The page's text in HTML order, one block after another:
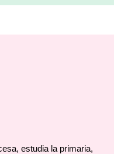
estudia la primaria,